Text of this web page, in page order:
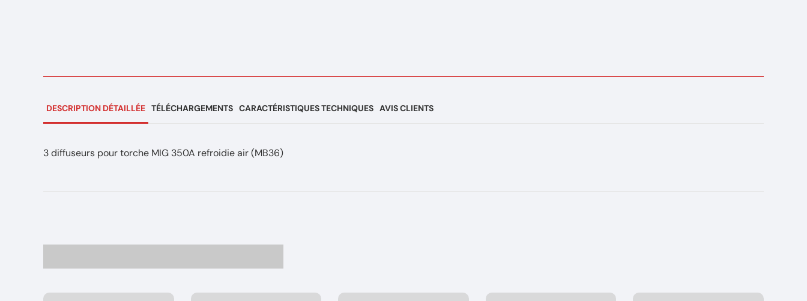
DESCRIPTION DÉTAILLÉE TÉLÉCHARGEMENTS CARACTÉRISTIQUES TECHNIQUES AVIS CLIENTS
3 diffuseurs pour torche MIG 350A refroidie air (MB36)